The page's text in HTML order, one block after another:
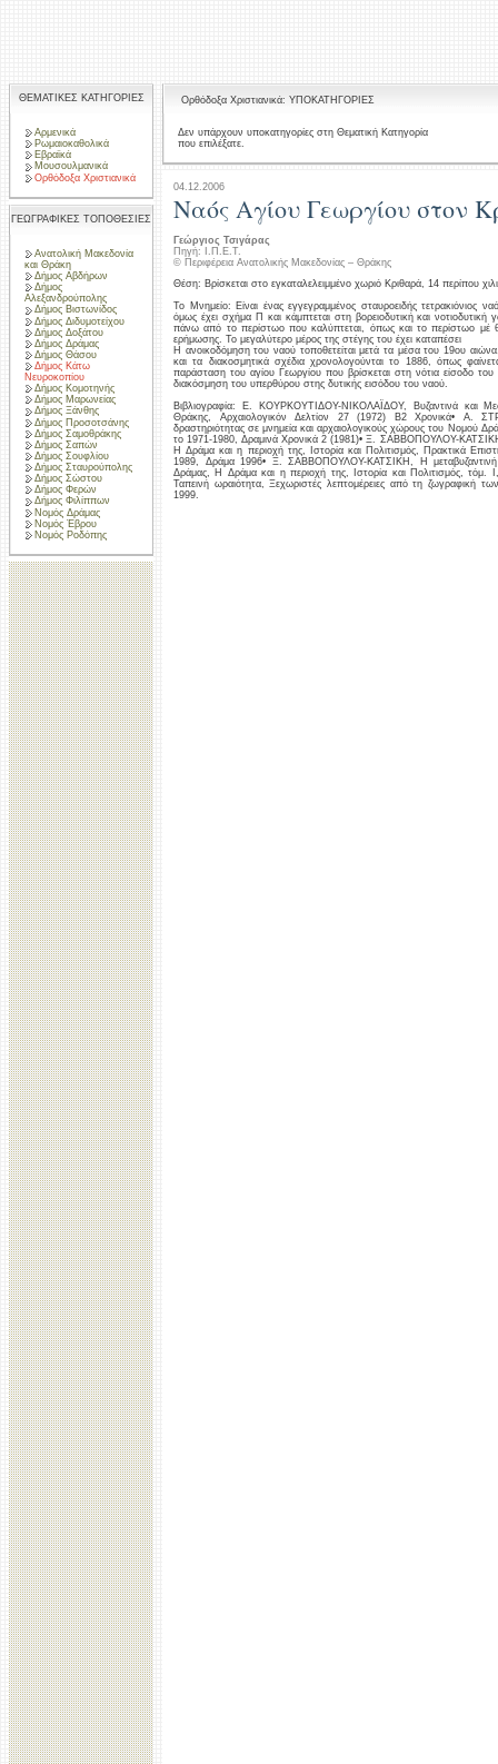
ΘΕΜΑΤΙΚΕΣ ΚΑΤΗΓΟΡΙΕΣ
Αρμενικά
Ρωμαιοκαθολικά
Εβραϊκά
Μουσουλμανικά
Ορθόδοξα Χριστιανικά
ΓΕΩΓΡΑΦΙΚΕΣ ΤΟΠΟΘΕΣΙΕΣ
Ανατολική Μακεδονία
και Θράκη
Δήμος Αβδήρων
Δήμος
Αλεξανδρούπολης
Δήμος Βιστωνίδος
Δήμος Διδυμοτείχου
Δήμος Δοξάτου
Δήμος Δράμας
Δήμος Θάσου
Δήμος Κάτω
Νευροκοπίου
Δήμος Κομοτηνής
Δήμος Μαρωνείας
Δήμος Ξάνθης
Δήμος Προσοτσάνης
Δήμος Σαμοθράκης
Δήμος Σαπών
Δήμος Σουφλίου
Δήμος Σταυρούπολης
Δήμος Σώστου
Δήμος Φερών
Δήμος Φιλίππων
Νομός Δράμας
Νομός Έβρου
Νομός Ροδόπης
Ορθόδοξα Χριστιανικά: ΥΠΟΚΑΤΗΓΟΡΙΕΣ
Δεν υπάρχουν υποκατηγορίες στη Θεματική Κατηγορία
που επιλέξατε.
04.12.2006
Ναός Αγίου Γεωργίου στον
Γεώργιος Τσιγάρας
Πηγή: Ι.Π.Ε.Τ.
© Περιφέρεια Ανατολικής Μακεδονίας – Θράκης
Θέση: Βρίσκεται στο εγκαταλελειμμένο χωριό Κριθαρά, 14 περίπου
Το Μνημείο: Είναι ένας εγγεγραμμένος σταυροειδής τετρακιόνιος
όμως έχει σχήμα Π και κάμπτεται στη βορειοδυτική και
πάνω από το περίστωο που καλύπτεται, όπως και το περίστωο μέ
ερήμωσης. Το μεγαλύτερο μέρος της στέγης του έχει καταπέσει
Η ανοικοδόμηση του ναού τοποθετείται μετά τα μέσα του 19ου
και τα διακοσμητικά σχέδια χρονολογούνται το 1886, όπως
παράσταση του αγίου Γεωργίου που βρίσκεται στη νότια είσοδο
διακόσμηση του υπερθύρου στης δυτικής εισόδου του ναού.
Βιβλιογραφία: Ε. ΚΟΥΡΚΟΥΤΙΔΟΥ-ΝΙΚΟΛΑΪΔΟΥ, Βυζαντινά και
Θράκης, Αρχαιολογικόν Δελτίον 27 (1972) Β2 Χρονικά• Α.
δραστηριότητας σε μνημεία και αρχαιολογικούς χώρους του Νομού
το 1971-1980, Δραμινά Χρονικά 2 (1981)• Ξ. ΣΑΒΒΟΠΟΥΛΟΥ-
Η Δράμα και η περιοχή της, Ιστορία και Πολιτισμός, Πρακτικά
1989, Δράμα 1996• Ξ. ΣΑΒΒΟΠΟΥΛΟΥ-ΚΑΤΣΙΚΗ, Η μεταβυζαντινή
Δράμας, Η Δράμα και η περιοχή της, Ιστορία και Πολιτισμός,
Ταπεινή ωραιότητα, Ξεχωριστές λεπτομέρειες από τη ζωγραφική
1999.